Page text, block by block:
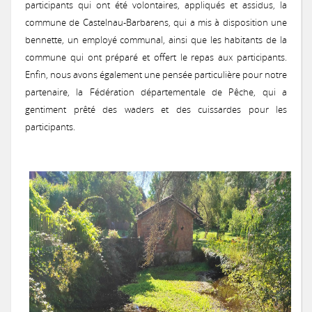
Concours général agricole des pratiques agro-écologiques
Les 3 premiers recevront un panier garni !
Remise des prix du Concours des Pratiques Agro-écologiques 2018
Les 3 premiers recevront un trophée en bois local !
Remise des prix locale du concours prairies fleuries 2017
Une Prairie du Gers primée au Salon de l'Agriculture 2018 à Paris !
Une prairie Gersoise primée au Salon International de l'Agriculture
Concours 2015
Concours des Prairies Fleuries 2015
Zoom sur le gagnant 2015
Concours 2014
Notices provisoires des territoires MAEC 2020
MAEC 2017
MAEC 2016
MAEC 2015
2016: Comité de suivi des prairies inondables de la vallée de la
2016: Réunion milieux humides à L'Isle Jourdain
2016: Chantier pilote de restauration fonctionnelle d’une prairie
participants qui ont été volontaires, appliqués et assidus, la
commune de Castelnau-Barbarens, qui a mis à disposition une
bennette, un employé communal, ainsi que les habitants de la
commune qui ont préparé et offert le repas aux participants.
Enfin, nous avons également une pensée particulière pour notre
partenaire, la Fédération départementale de Pêche, qui a
gentiment prêté des waders et des cuissardes pour les
participants.